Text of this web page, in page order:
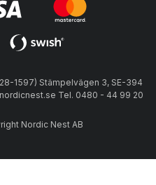
1597) Stämpelvägen 3, SE-394
Tel. 0480 - 44 99 20
Nordic Nest AB